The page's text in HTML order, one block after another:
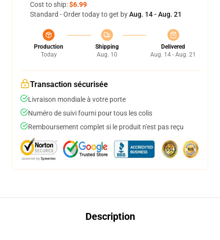
Cost to ship:$6.99
Standard - Order today to get byAug. 14 - Aug. 21
Production
Today
Shipping
Aug. 10
Delivered
Aug. 14 - Aug. 21
Transaction sécurisée
Livraison mondiale à votre porte
Numéro de suivi fourni pour tous les colis
Remboursement complet si le produit n'est pas reçu
Description